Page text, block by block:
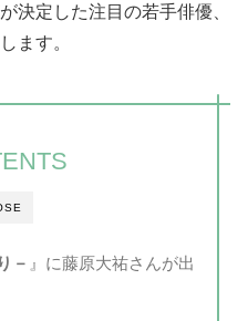
決定した注目の若手俳優、
ます。
－ 』に藤原大祐さんが出